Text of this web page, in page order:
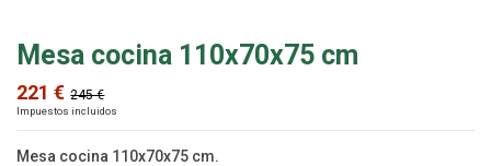
Mesa cocina 110x70x75 cm
221 € 245 €
Impuestos incluidos
Mesa cocina 110x70x75 cm.